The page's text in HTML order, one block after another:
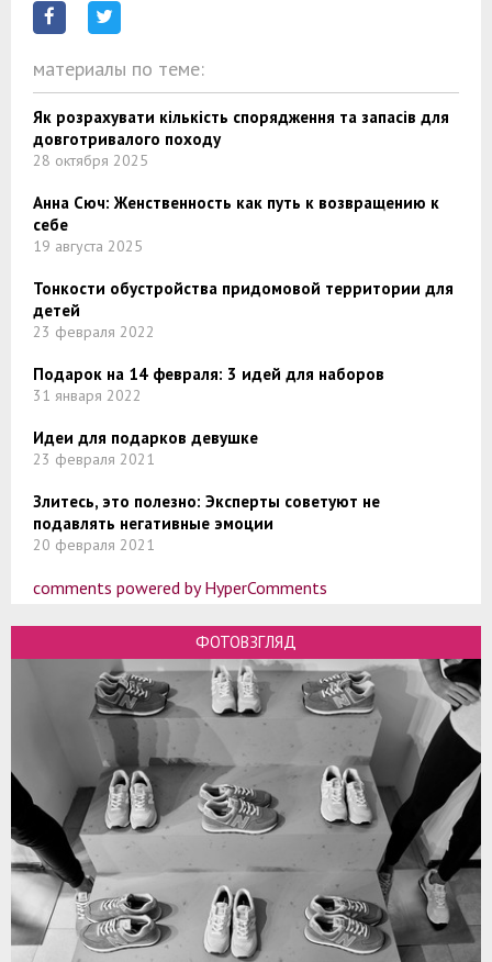
материалы по теме:
Як розрахувати кількість спорядження та запасів для
довготривалого походу
28 октября 2025
Анна Сюч: Женственность как путь к возвращению к
себе
19 августа 2025
Тонкости обустройства придомовой территории для
детей
23 февраля 2022
Подарок на 14 февраля: 3 идей для наборов
31 января 2022
Идеи для подарков девушке
23 февраля 2021
Злитесь, это полезно: Эксперты советуют не
подавлять негативные эмоции
20 февраля 2021
comments powered by HyperComments
ФОТОВЗГЛЯД